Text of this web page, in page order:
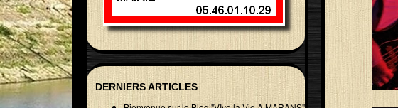
DERNIERS ARTICLES